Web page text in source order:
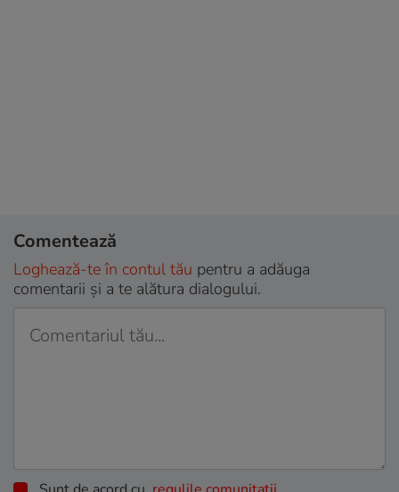
Comentează
Loghează-te în contul tău pentru a adăuga
comentarii și a te alătura dialogului.